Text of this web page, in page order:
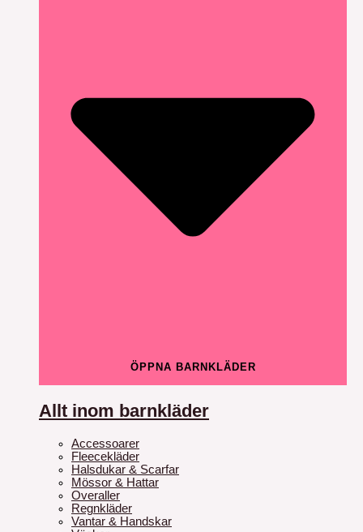
ÖPPNA BARNKLÄDER
Allt inom barnkläder
Accessoarer
Fleecekläder
Halsdukar & Scarfar
Mössor & Hattar
Overaller
Regnkläder
Vantar & Handskar